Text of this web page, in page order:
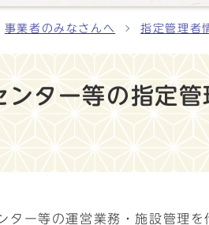
事業者のみなさんへ 指定管理者
ンター等の指定
ー等の運営業務・施設管理